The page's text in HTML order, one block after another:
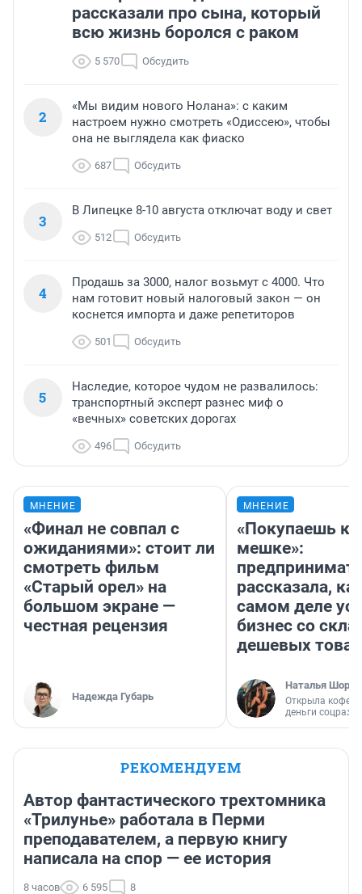
рассказали про сына, который
всю жизнь боролся с раком
5 570 Обсудить
2
«Мы видим нового Нолана»: с каким
настроем нужно смотреть «Одиссею», чтобы
она не выглядела как фиаско
687 Обсудить
3
В Липецке 8-10 августа отключат воду и свет
512 Обсудить
4
Продашь за 3000, налог возьмут с 4000. Что
нам готовит новый налоговый закон — он
коснется импорта и даже репетиторов
501 Обсудить
5
Наследие, которое чудом не развалилось:
транспортный эксперт разнес миф о
«вечных» советских дорогах
496 Обсудить
МНЕНИЕ
«Финал не совпал с
ожиданиями»: стоит ли
смотреть фильм
«Старый орел» на
большом экране —
честная рецензия
Надежда Губарь
МНЕНИЕ
«Покупаешь
мешке»:
рассказала,
самом деле
бизнес со
дешевых
Наталья
Открыла
деньги
РЕКОМЕНДУЕМ
Автор фантастического трехтомника
«Трилунье» работала в Перми
преподавателем, а первую книгу
написала на спор — ее история
8 часов 6 595 8